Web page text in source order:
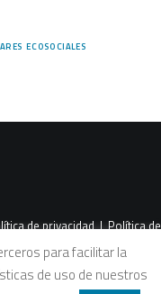
ECOSOCIALES
de privacidad|Política de
para facilitar la
de uso de nuestros